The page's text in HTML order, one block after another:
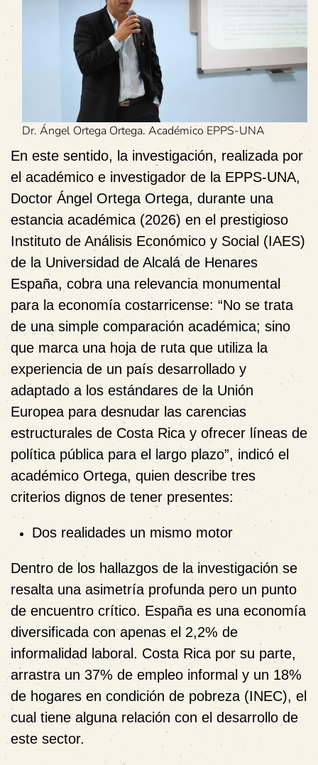
Dr. Ángel Ortega Ortega. Académico EPPS-UNA
En este sentido, la investigación, realizada por
el académico e investigador de la EPPS-UNA,
Doctor Ángel Ortega Ortega, durante una
estancia académica (2026) en el prestigioso
Instituto de Análisis Económico y Social (IAES)
de la Universidad de Alcalá de Henares
España, cobra una relevancia monumental
para la economía costarricense: “No se trata
de una simple comparación académica; sino
que marca una hoja de ruta que utiliza la
experiencia de un país desarrollado y
adaptado a los estándares de la Unión
Europea para desnudar las carencias
estructurales de Costa Rica y ofrecer líneas de
política pública para el largo plazo”, indicó el
académico Ortega, quien describe tres
criterios dignos de tener presentes:
Dos realidades un mismo motor
Dentro de los hallazgos de la investigación se
resalta una asimetría profunda pero un punto
de encuentro crítico. España es una economía
diversificada con apenas el 2,2% de
informalidad laboral. Costa Rica por su parte,
arrastra un 37% de empleo informal y un 18%
de hogares en condición de pobreza (INEC), el
cual tiene alguna relación con el desarrollo de
este sector.